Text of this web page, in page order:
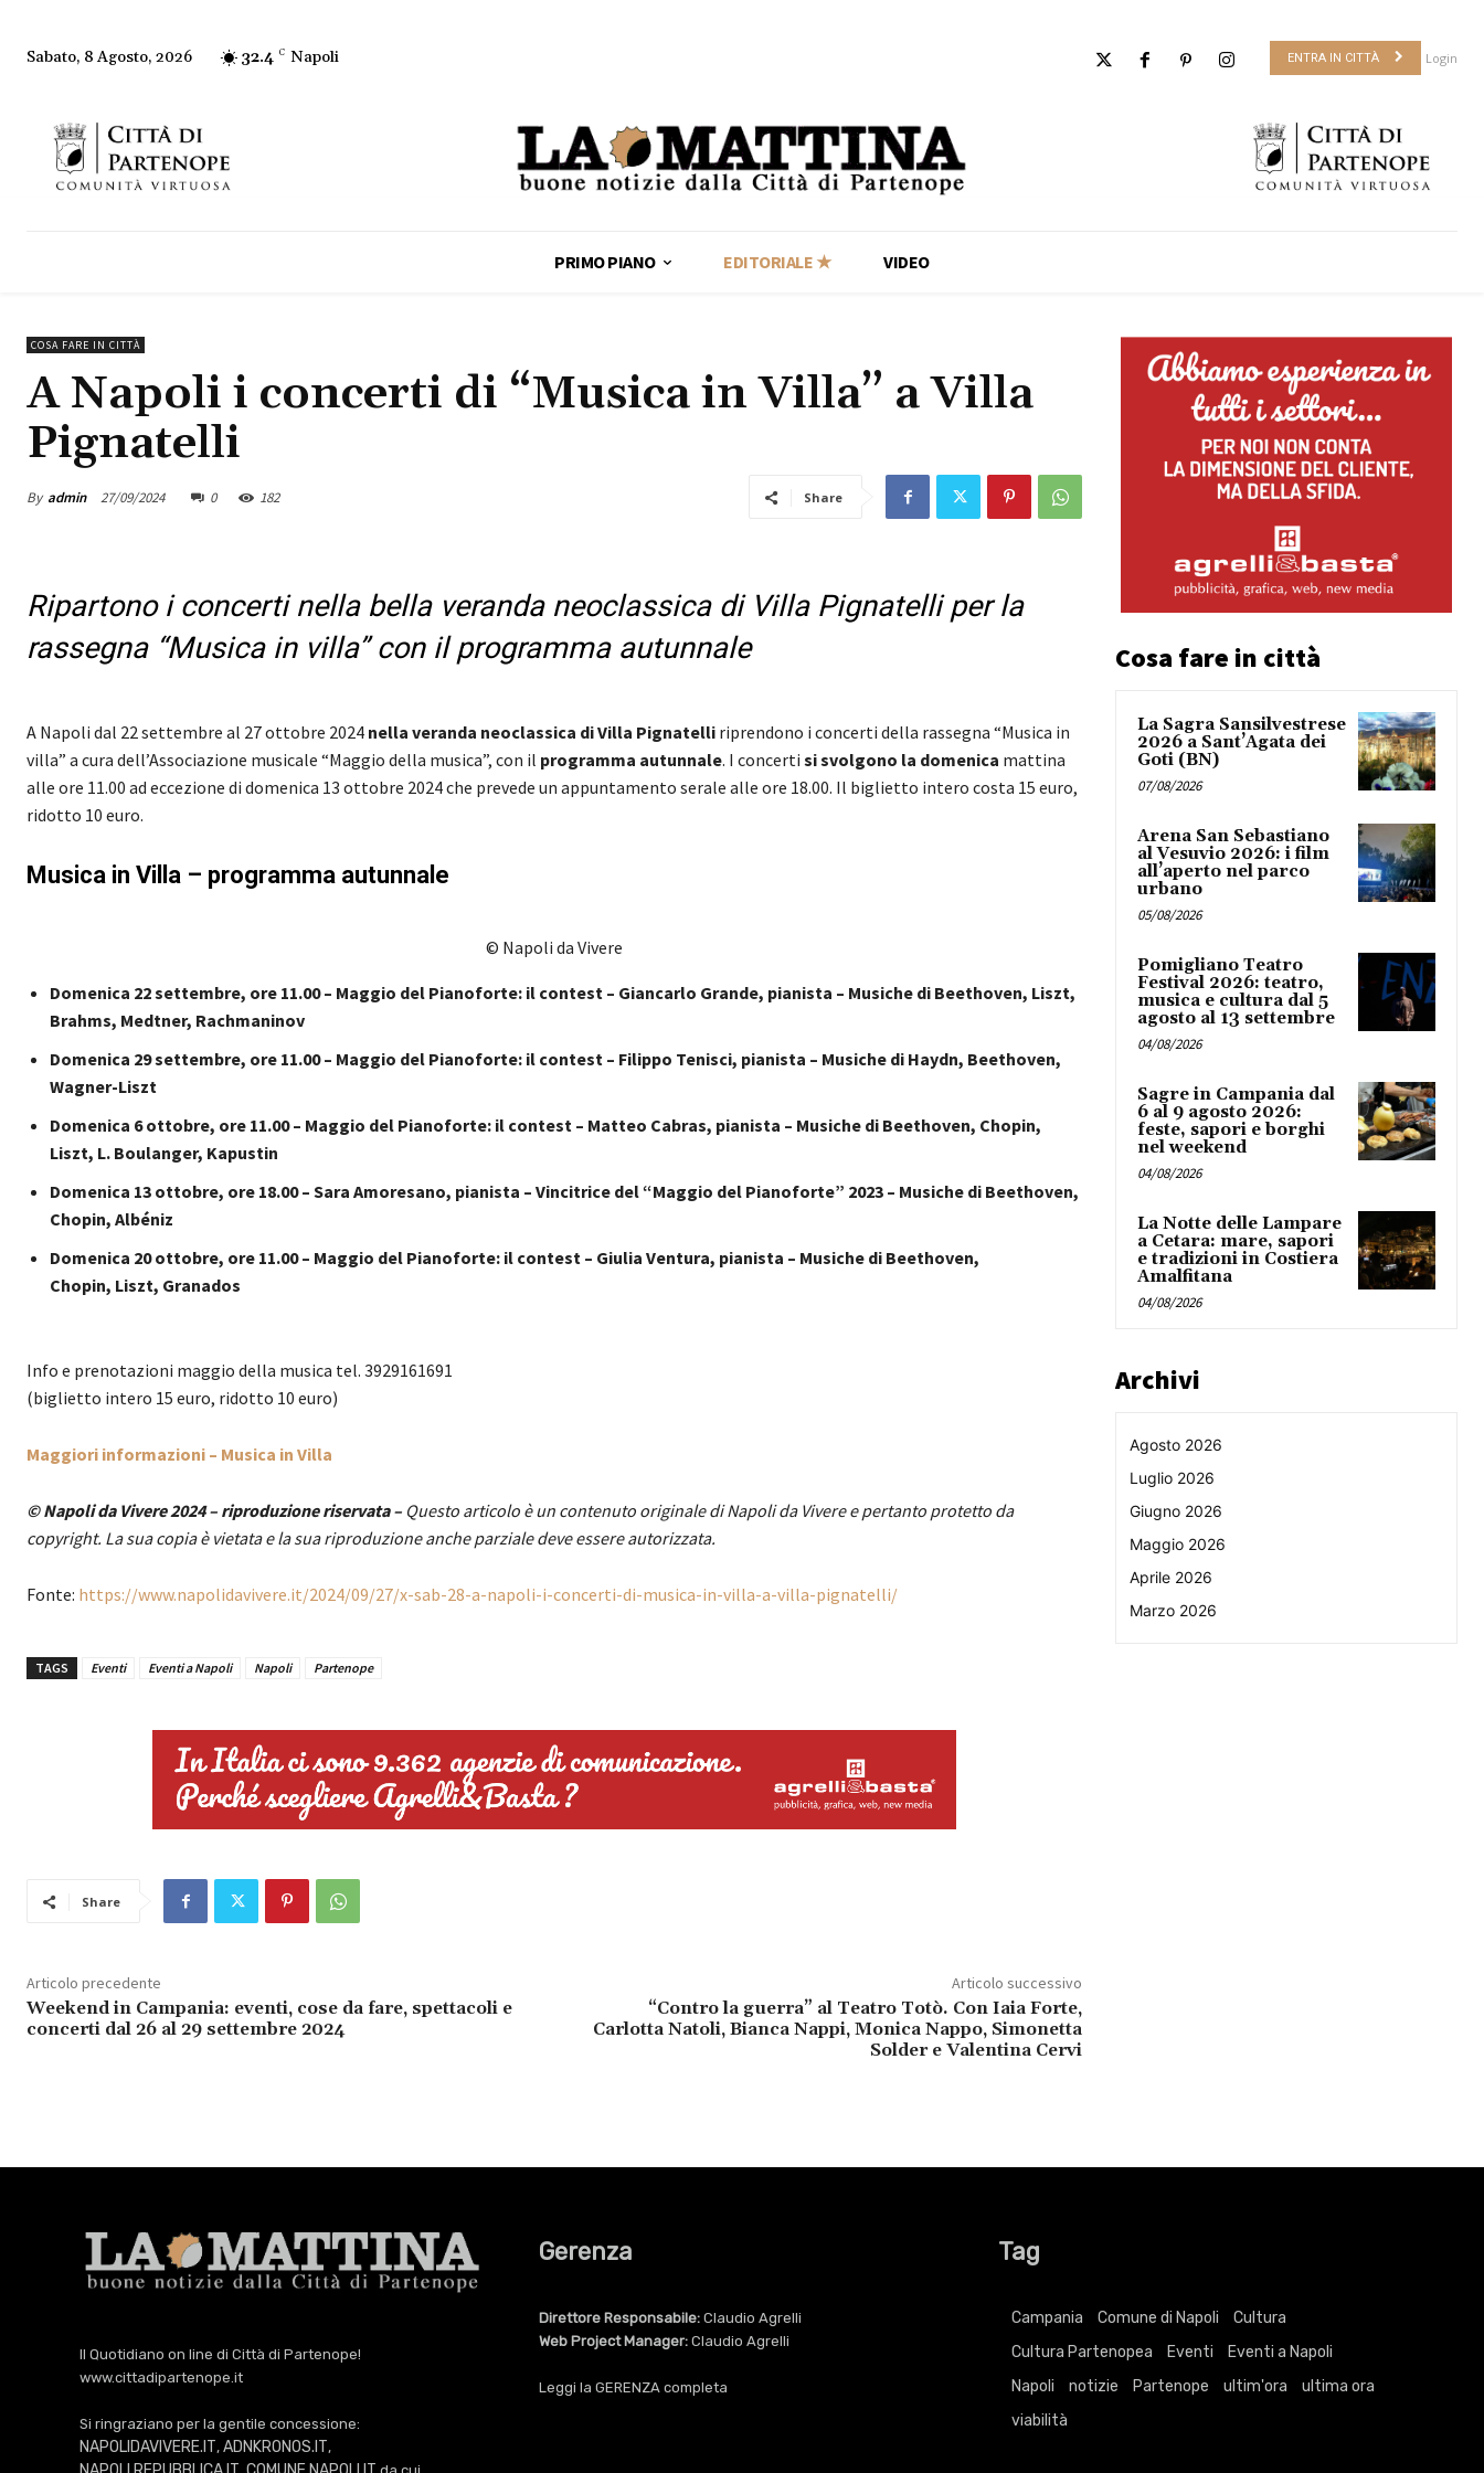
Sabato, 8 Agosto, 2026 32.4 C Napoli ENTRA IN CITTÀ Login
PRIMO PIANO EDITORIALE ★ VIDEO
COSA FARE IN CITTÀ
A Napoli i concerti di “Musica in Villa” a Villa
Pignatelli
By admin 27/09/2024 0 182 Share
Ripartono i concerti nella bella veranda neoclassica di Villa Pignatelli per la
rassegna “Musica in villa” con il programma autunnale
A Napoli dal 22 settembre al 27 ottobre 2024 nella veranda neoclassica di Villa Pignatelli riprendono i concerti della rassegna “Musica in
villa” a cura dell’Associazione musicale “Maggio della musica”, con il programma autunnale. I concerti si svolgono la domenica mattina
alle ore 11.00 ad eccezione di domenica 13 ottobre 2024 che prevede un appuntamento serale alle ore 18.00. Il biglietto intero costa 15 euro,
ridotto 10 euro.
Musica in Villa – programma autunnale
© Napoli da Vivere
Domenica 22 settembre, ore 11.00 – Maggio del Pianoforte: il contest – Giancarlo Grande, pianista – Musiche di Beethoven, Liszt,
Brahms, Medtner, Rachmaninov
Domenica 29 settembre, ore 11.00 – Maggio del Pianoforte: il contest – Filippo Tenisci, pianista – Musiche di Haydn, Beethoven,
Wagner-Liszt
Domenica 6 ottobre, ore 11.00 – Maggio del Pianoforte: il contest – Matteo Cabras, pianista – Musiche di Beethoven, Chopin,
Liszt, L. Boulanger, Kapustin
Domenica 13 ottobre, ore 18.00 – Sara Amoresano, pianista – Vincitrice del “Maggio del Pianoforte” 2023 – Musiche di Beethoven,
Chopin, Albéniz
Domenica 20 ottobre, ore 11.00 – Maggio del Pianoforte: il contest – Giulia Ventura, pianista – Musiche di Beethoven,
Chopin, Liszt, Granados
Info e prenotazioni maggio della musica tel. 3929161691
(biglietto intero 15 euro, ridotto 10 euro)
Maggiori informazioni – Musica in Villa
© Napoli da Vivere 2024 – riproduzione riservata – Questo articolo è un contenuto originale di Napoli da Vivere e pertanto protetto da
copyright. La sua copia è vietata e la sua riproduzione anche parziale deve essere autorizzata.
Fonte: https://www.napolidavivere.it/2024/09/27/x-sab-28-a-napoli-i-concerti-di-musica-in-villa-a-villa-pignatelli/
TAGS Eventi Eventi a Napoli Napoli Partenope
Share
Articolo precedente
Weekend in Campania: eventi, cose da fare, spettacoli e
concerti dal 26 al 29 settembre 2024
Articolo successivo
“Contro la guerra” al Teatro Totò. Con Iaia Forte,
Carlotta Natoli, Bianca Nappi, Monica Nappo, Simonetta
Solder e Valentina Cervi
Cosa fare in città
La Sagra Sansilvestrese
2026 a Sant’Agata dei
Goti (BN)
07/08/2026
Arena San Sebastiano
al Vesuvio 2026: i film
all’aperto nel parco
urbano
05/08/2026
Pomigliano Teatro
Festival 2026: teatro,
musica e cultura dal 5
agosto al 13 settembre
04/08/2026
Sagre in Campania dal
6 al 9 agosto 2026:
feste, sapori e borghi
nel weekend
04/08/2026
La Notte delle Lampare
a Cetara: mare, sapori
e tradizioni in Costiera
Amalfitana
04/08/2026
Archivi
Agosto 2026
Luglio 2026
Giugno 2026
Maggio 2026
Aprile 2026
Marzo 2026
Il Quotidiano on line di Città di Partenope!
www.cittadipartenope.it
Si ringraziano per la gentile concessione:
NAPOLIDAVIVERE.IT, ADNKRONOS.IT,
Gerenza
Direttore Responsabile: Claudio Agrelli
Web Project Manager: Claudio Agrelli
Leggi la GERENZA completa
Tag
Campania Comune di Napoli
Cultura
Cultura Partenopea
Eventi
Eventi a Napoli
Napoli
notizie Partenope ultim'ora
ultima ora
viabilità